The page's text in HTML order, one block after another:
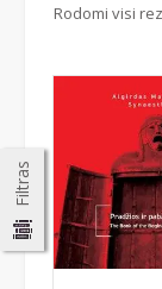
Rodomi visi
Filtras